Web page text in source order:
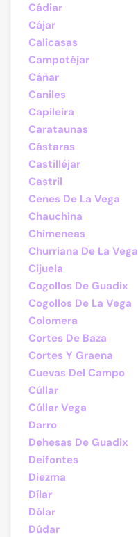
Cádiar
Cájar
Calicasas
Campotéjar
Cáñar
Caniles
Capileira
Carataunas
Cástaras
Castilléjar
Castril
Cenes De La Vega
Chauchina
Chimeneas
Churriana De La Vega
Cijuela
Cogollos De Guadix
Cogollos De La Vega
Colomera
Cortes De Baza
Cortes Y Graena
Cuevas Del Campo
Cúllar
Cúllar Vega
Darro
Dehesas De Guadix
Deifontes
Diezma
Dílar
Dólar
Dúdar